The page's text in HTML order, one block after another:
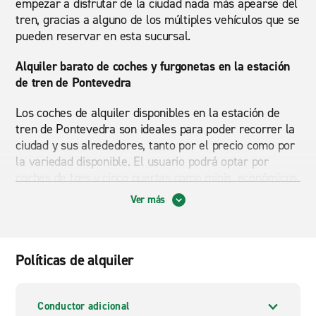
empezar a disfrutar de la ciudad nada más apearse del
tren, gracias a alguno de los múltiples vehículos que se
pueden reservar en esta sucursal.
Alquiler barato de coches y furgonetas en la estación
de tren de Pontevedra
Los coches de alquiler disponibles en la estación de
tren de Pontevedra son ideales para poder recorrer la
ciudad y sus alrededores, tanto por el precio como por
la variedad disponible. El usuario podrá optar por
coches de tres y cinco puertas como minis, económicos
y familiares, o vehículos de mayor tamaño, como
monovolúmenes y furgonetas. Enterprise también
Estación de tren de Pontevedra: Alquiler de furgonetas
usuarios una completa flota para todo tipo de portes:
Ver más
Políticas de alquiler
Conductor adicional